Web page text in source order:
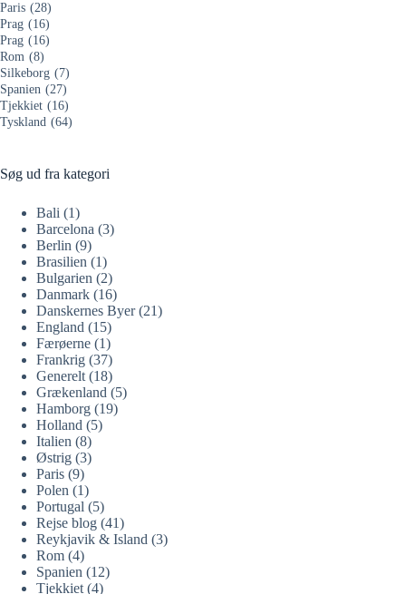
Paris (28)
Prag (16)
Prag (16)
Rom (8)
Silkeborg (7)
Spanien (27)
Tjekkiet (16)
Tyskland (64)
Søg ud fra kategori
Bali (1)
Barcelona (3)
Berlin (9)
Brasilien (1)
Bulgarien (2)
Danmark (16)
Danskernes Byer(21)
England (15)
Færøerne (1)
Frankrig (37)
Generelt (18)
Grækenland (5)
Hamborg (19)
Holland (5)
Italien (8)
Østrig (3)
Paris (9)
Polen (1)
Portugal (5)
Rejse blog (41)
Reykjavik & Island (3)
Rom (4)
Spanien (12)
Tjekkiet (4)